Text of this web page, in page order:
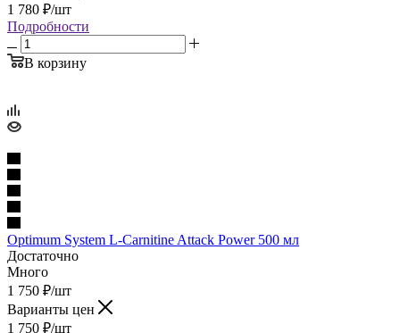
1 780 ₽/шт
Подробности
В корзину
Optimum System L-Carnitine Attack Power 500 мл
Достаточно
Много
1 750 ₽/шт
Варианты цен
1 750 ₽/шт